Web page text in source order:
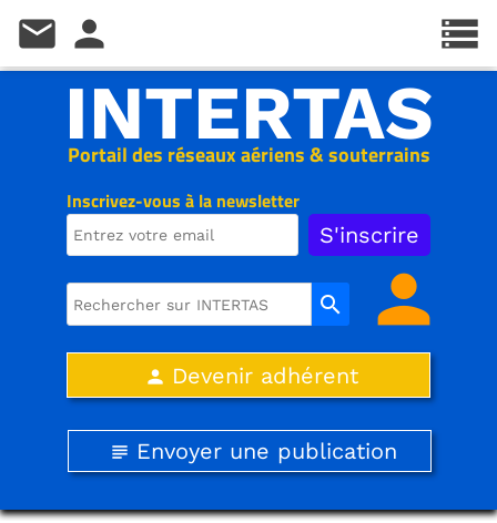
Inscrivez-vous à la newsletter
Portail des réseaux aériens & souterrains
INTERTAS
search person
person Devenir adhérent
subject Envoyer une publication
storage
mail person